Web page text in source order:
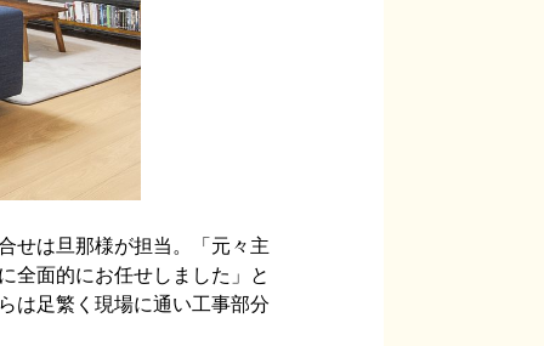
せは旦那様が担当。「元々主
全面的にお任せしました」と
は足繁く現場に通い工事部分